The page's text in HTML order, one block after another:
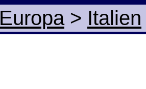
Europa> Italien